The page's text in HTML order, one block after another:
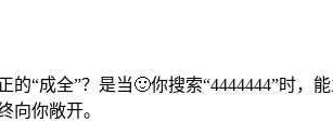
“成全”？是当🙂你搜索“4444444”时
向你敞开。